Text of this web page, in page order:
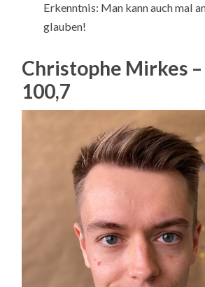
Erkenntnis: Man kann auch mal
glauben!
Christophe Mirkes
100,7